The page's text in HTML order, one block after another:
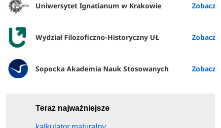
Uniwersytet Ignatianum w Krakowie
Wydział Filozoficzno-Historyczny UŁ
Sopocka Akademia Nauk Stosowanych
Teraz najważniejsze